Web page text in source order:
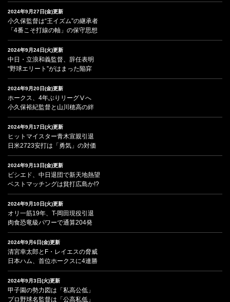
2024年9月27日(金)更新
小久保監督は“王イズム”の継承者
「4番こそ打線の軸」の保守思想
2024年9月24日(火)更新
中日・立浪和義監督、辞任表明
“野球エリート”がはまった陥穽
2024年9月20日(金)更新
ホークス、4年ぶりリーグⅤへ
小久保裕紀監督と山川穂高の絆
2024年9月17日(火)更新
ヒットマイスター青木宣親引退
日米2723安打は「勇気」の対価
2024年9月13日(金)更新
ビシエド、中日退団で新天地熱望
ベストマッチングは貧打広島か!?
2024年9月10日(火)更新
オリ一筋19年、T-岡田現役引退
肉食恐竜級パワーで通算204発
2024年9月6日(金)更新
清宮幸太郎とF・レイエスの脅威
日本ハム、首位ホークスに4連勝
2024年9月3日(火)更新
甲子園の勢力図は「私高公低」
プロ野球名監督は「公高私低」